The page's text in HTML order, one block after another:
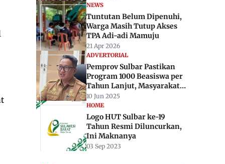
NEWS
Tuntutan Belum Dipenuhi,
Warga Masih Tutup Akses
TPA Adi-adi Mamuju
21 Apr 2026
ADVERTORIAL
Pemprov Sulbar Pastikan
Program 1000 Beasiswa per
Tahun Lanjut, Masyarakat
Diminta Tak Ragu Daftar
10 Jun 2025
HOME
Logo HUT Sulbar ke-19
Tahun Resmi Diluncurkan,
Ini Maknanya
03 Sep 2023